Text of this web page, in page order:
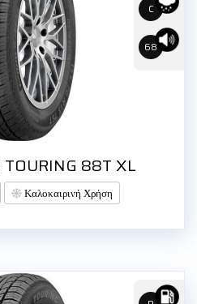
C
68
88T XL
Καλοκαιρινή Χρήση